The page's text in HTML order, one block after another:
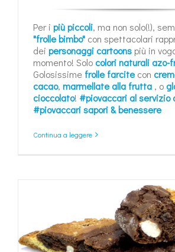
Per i più piccoli, ma non solo(!),
"frolle bimbo" con spettacolari
dei personaggi cartoons più in
momento! Solocolori naturali azo-
Golosissime frolle farcite con
cacao, marmellate alla frutta , o
cioccolato! #piovaccari al servizio
#piovaccari sapori & benessere
Continua a leggere